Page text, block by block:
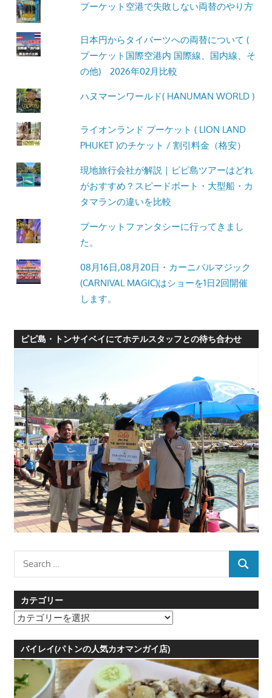
プーケット空港で失敗しない両替のやり方
日本円からタイバーツへの両替について (
プーケット国際空港内 国際線、国内線、そ
の他) 2026年02月比較
ハヌマーンワールド( HANUMAN WORLD )
ライオンランド プーケット ( LION LAND
PHUKET )のチケット / 割引料金（格安）
現地旅行会社が解説｜ピピ島ツアーはどれ
がおすすめ？スピードボート・大型船・カ
タマランの違いを比較
プーケットファンタシーに行ってきまし
た。
08月16日,08月20日・カーニバルマジック
(CARNIVAL MAGIC)はショーを1日2回開催
します。
ピピ島・トンサイベイにてホテルスタッフとの待ち合わせ
Search
SEARCH
カテゴリー
カ
ゴ
ー
バイレイ(パトンの人気カオマンガイ店)